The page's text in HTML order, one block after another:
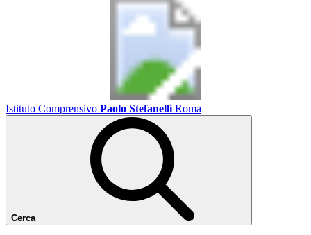
Istituto Comprensivo Paolo Stefanelli Roma
Cerca